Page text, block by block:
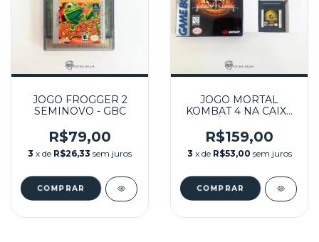
JOGO FROGGER 2
SEMINOVO - GBC
R$79,00
3 x de R$26,33 sem juros
JOGO MORTAL
KOMBAT 4 NA CAIXA
GBC
R$159,00
3 x de R$53,00 sem juros